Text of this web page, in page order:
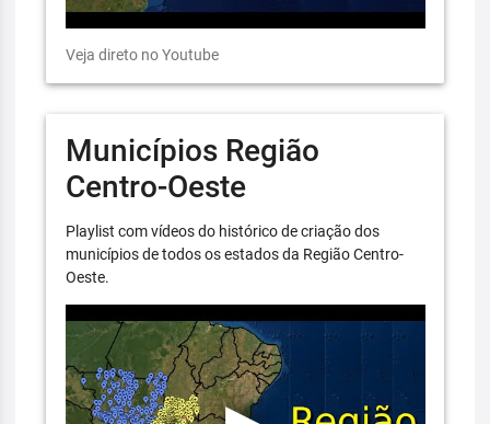
Veja direto no Youtube
Municípios Região
Centro-Oeste
Playlist com vídeos do histórico de criação dos
municípios de todos os estados da Região Centro-
Oeste.